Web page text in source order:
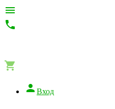



 Вход